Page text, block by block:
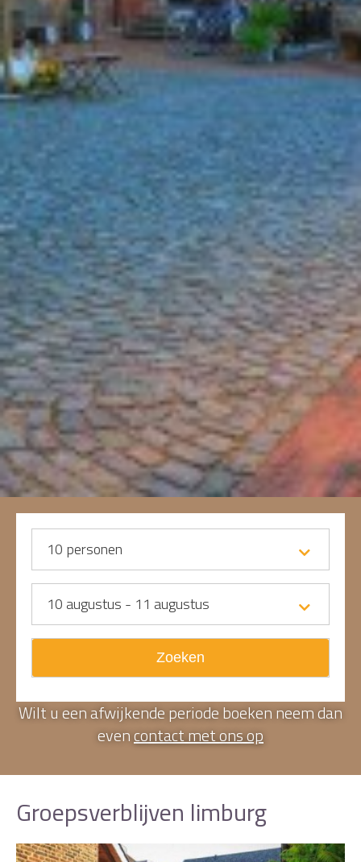
10 personen
10 augustus - 11 augustus
Zoeken
Wilt u een afwijkende periode boeken neem dan
evencontact met ons op
Groepsverblijven limburg